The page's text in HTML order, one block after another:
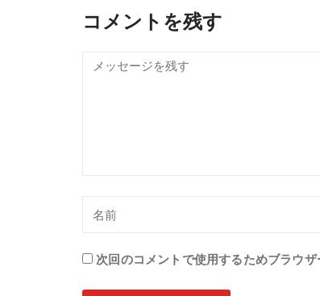
コメントを残す
次回のコメントで使用するためブラウ